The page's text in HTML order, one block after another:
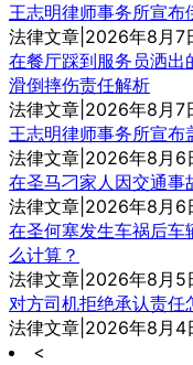
王志明律师事务所宣布
法律文章|2026年8月7
在餐厅踩到服务员洒出
滑倒摔伤责任解析
法律文章|2026年8月7
王志明律师事务所宣布
法律文章|2026年8月6
在圣马刁家人因交通事
法律文章|2026年8月6
在圣何塞发生车祸后车
么计算？
法律文章|2026年8月5
对方司机拒绝承认责任
法律文章|2026年8月4
<